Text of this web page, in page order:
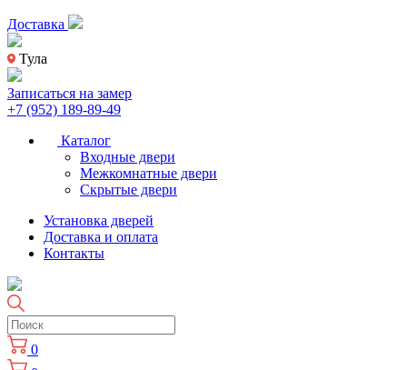
Доставка
Тула
Записаться на замер
+7 (952) 189-89-49
Каталог
Входные двери
Межкомнатные двери
Скрытые двери
Установка дверей
Доставка и оплата
Контакты
0